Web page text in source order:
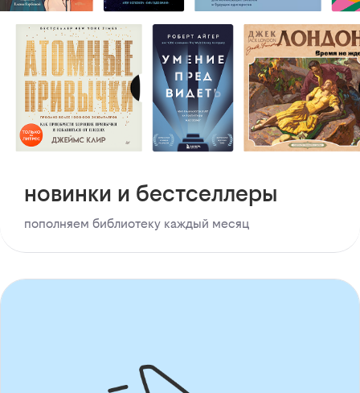
новинки и бестселлеры
пополняем библиотеку каждый месяц